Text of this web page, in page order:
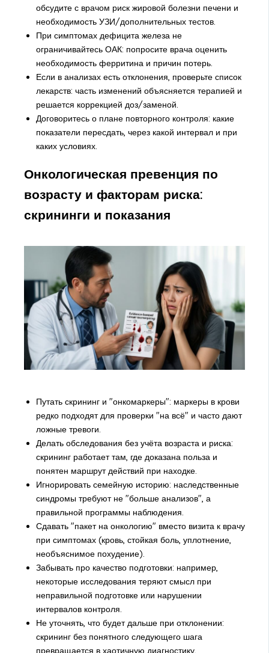
обсудите с врачом риск жировой болезни печени и
необходимость УЗИ/дополнительных тестов.
При симптомах дефицита железа не
ограничивайтесь ОАК: попросите врача оценить
необходимость ферритина и причин потерь.
Если в анализах есть отклонения, проверьте список
лекарств: часть изменений объясняется терапией и
решается коррекцией доз/заменой.
Договоритесь о плане повторного контроля: какие
показатели пересдать, через какой интервал и при
каких условиях.
Онкологическая превенция по
возрасту и факторам риска:
скрининги и показания
Путать скрининг и "онкомаркеры": маркеры в крови
редко подходят для проверки "на всё" и часто дают
ложные тревоги.
Делать обследования без учёта возраста и риска:
скрининг работает там, где доказана польза и
понятен маршрут действий при находке.
Игнорировать семейную историю: наследственные
синдромы требуют не "больше анализов", а
правильной программы наблюдения.
Сдавать "пакет на онкологию" вместо визита к врачу
при симптомах (кровь, стойкая боль, уплотнение,
необъяснимое похудение).
Забывать про качество подготовки: например,
некоторые исследования теряют смысл при
неправильной подготовке или нарушении
интервалов контроля.
Не уточнять, что будет дальше при отклонении:
скрининг без понятного следующего шага
превращается в хаотичную диагностику.